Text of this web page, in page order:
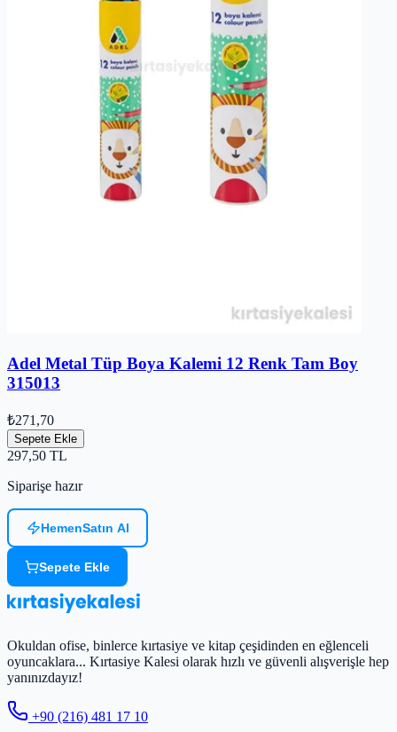
Adel Metal Tüp Boya Kalemi 12 Renk Tam Boy
315013
₺271,70
Sepete Ekle
297,50 TL
Siparişe hazır
HemenSatın Al
Sepete Ekle
Okuldan ofise, binlerce kırtasiye ve kitap çeşidinden en eğlenceli
oyuncaklara... Kırtasiye Kalesi olarak hızlı ve güvenli alışverişle hep
yanınızdayız!
+90 (216) 481 17 10